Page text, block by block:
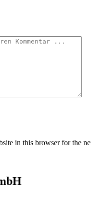
in this browser for the